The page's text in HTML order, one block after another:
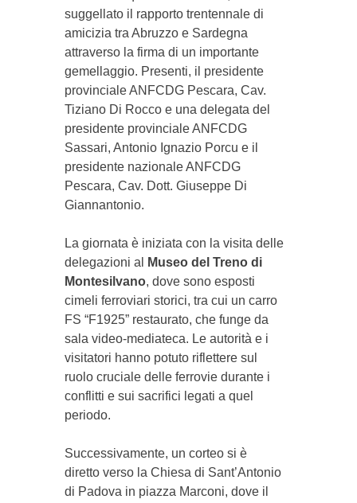
suggellato il rapporto trentennale di
amicizia tra Abruzzo e Sardegna
attraverso la firma di un importante
gemellaggio. Presenti, il presidente
provinciale ANFCDG Pescara, Cav.
Tiziano Di Rocco e una delegata del
presidente provinciale ANFCDG
Sassari, Antonio Ignazio Porcu e il
presidente nazionale ANFCDG
Pescara, Cav. Dott. Giuseppe Di
Giannantonio.
La giornata è iniziata con la visita delle
delegazioni al
Museo del Treno di
Montesilvano, dove sono esposti
cimeli ferroviari storici, tra cui un carro
FS “F1925” restaurato, che funge da
sala video-mediateca. Le autorità e i
visitatori hanno potuto riflettere sul
ruolo cruciale delle ferrovie durante i
conflitti e sui sacrifici legati a quel
periodo.
Successivamente, un corteo si è
diretto verso la Chiesa di Sant’Antonio
di Padova in piazza Marconi, dove il